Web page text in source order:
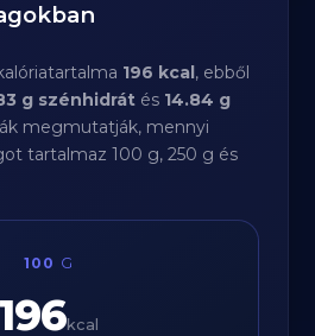
196 kcal, ebből
g szénhidrát és 14.84 g
megmutatják, mennyi
tartalmaz 100 g, 250 g és
100 G
196kcal